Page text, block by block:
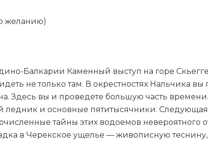
желанию)
Балкарии Каменный выступ на горе
не только там. В окрестностях Нальчика
Здесь вы и проведете большую часть
ледник и основные пятитысячники.
тайны этих водоемов невероятного
в Черекское ущелье — живописную